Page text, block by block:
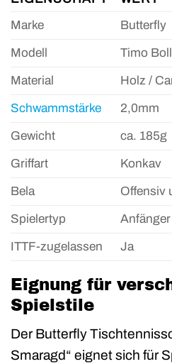
Marke
Butterfly
Modell Timo
Material Holz /
Schwammstärke 2,0mm
Gewicht ca. 185g
Griffart Konkav
Bela Offensiv
Spielertyp
ITTF-zugelassen Ja
Eignung für
Spielstile
Der Butterfly
Smaragd“ eignet sich für